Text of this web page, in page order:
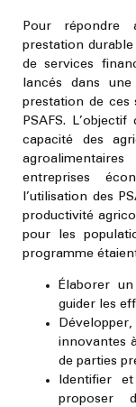
Pour répondre
prestation
de services
lancés dans
prestation de ces
PSAFS.
capacité des
entreprises
l’utilisation des
productivité
pour les
programme
Élaborer
guider les
innovantes
de parties
Identifier
proposer